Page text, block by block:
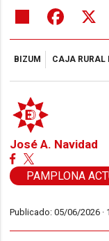
Share Facebook
BIZUM CAJA RURAL
José A. Navidad
PAMPLONA
Publicado: 05/06/2026 ·